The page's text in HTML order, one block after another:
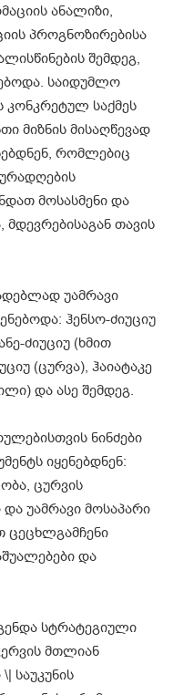
ანალიზი,
პროგნოზირებისა
შემდეგ,
საიდუმლო
კონკრეტულ საქმეს
მიზნის მისაღწევად
რომლებიც
მოსასმენი და
თავის
უამრავი
ჰენსო-ძიუციუ
ძიუციუ (ხმით
(ცურვა), ჰაიატაკე
და ასე შემდეგ.
ნინძები
იყენებდნენ:
ცურვის
და უამრავი მოსაპარი
ცეცხლგამჩენი
და
სტრატეგიული
მთლიან
საუკუნის